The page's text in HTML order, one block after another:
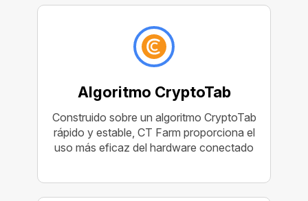
Algoritmo CryptoTab
Construido sobre un algoritmo CryptoTab
rápido y estable, CT Farm proporciona el
uso más eficaz del hardware conectado